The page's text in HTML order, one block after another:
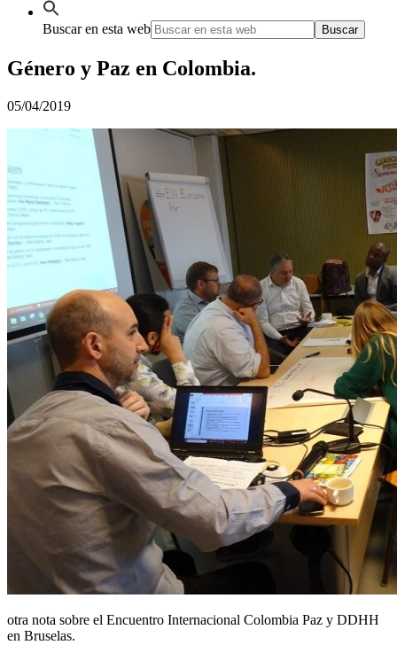
Buscar en esta web
Género y Paz en Colombia.
05/04/2019
otra nota sobre el Encuentro Internacional Colombia Paz y DDHH
en Bruselas.